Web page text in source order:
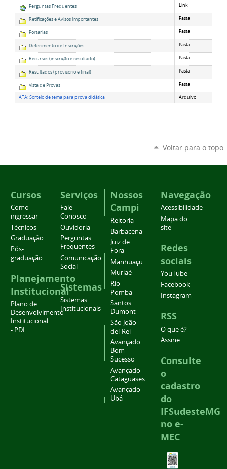
Perguntas Frequentes Link
Retificações e Avisos Importantes Pasta
Portarias Pasta
Deferimento de Inscrições Pasta
Recursos (inscrição e resultado) Pasta
Resultados (provisório e final) Pasta
Vista de Provas Pasta
ATA: Sorteio de tema para prova didática Arquivo
Voltar para o topo
Cursos
Como
ingressar
Técnicos
Graduação
Pós-
graduação
Planejamento
Institucional
Plano de
Desenvolvimento
Institucional
- PDI
Serviços
Fale
Conosco
Ouvidoria
Perguntas
Frequentes
Comunicação
Social
Sistemas
Sistemas
Institucionais
Nossos
Campi
Reitoria
Barbacena
Juiz de
Fora
Manhuaçu
Muriaé
Rio
Pomba
Santos
Dumont
São João
del-Rei
Avançado
Bom
Sucesso
Avançado
Cataguases
Avançado
Ubá
Navegação
Acessibilidade
Mapa do
site
Redes
sociais
YouTube
Facebook
Instagram
RSS
O que é?
Assine
Consulte
o
cadastro
do
IFSudesteMG
no e-
MEC